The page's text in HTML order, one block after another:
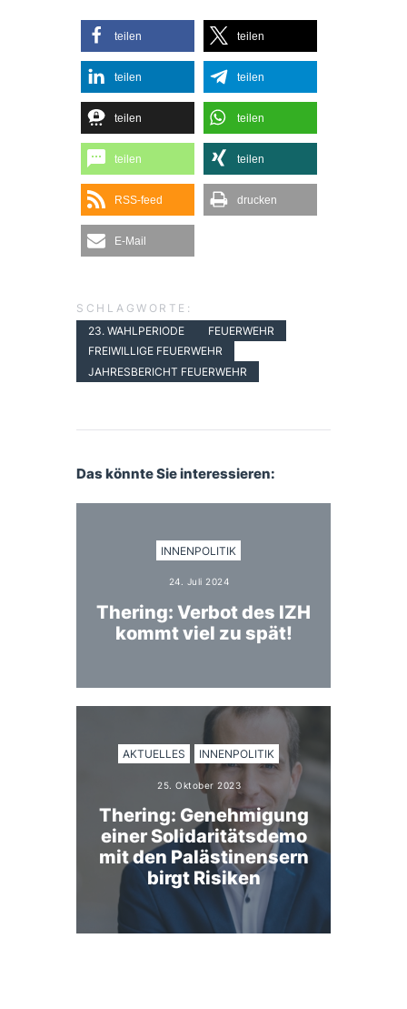
teilen teilen
teilen teilen
teilen teilen
teilen teilen
RSS-feed drucken
E-Mail
SCHLAGWORTE:
23. WAHLPERIODE
FEUERWEHR
FREIWILLIGE FEUERWEHR
JAHRESBERICHT FEUERWEHR
Das könnte Sie interessieren:
INNENPOLITIK
24. Juli 2024
Thering: Verbot des IZH
kommt viel zu spät!
AKTUELLES INNENPOLITIK
25. Oktober 2023
Thering: Genehmigung
einer Solidaritätsdemo
mit den Palästinensern
birgt Risiken